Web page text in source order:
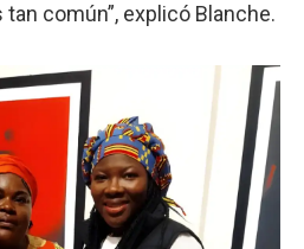
común”, explicó Blanche.